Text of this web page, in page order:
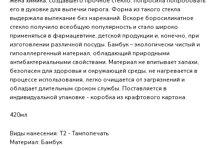
его в духовке для выпечки пирога. Форма из такого стекла
выдержала выпекание без нареканий. Вскоре боросиликатное
стекло получило всеобщую популярность и стало широко
применяться в фармацевтике, детской продукции и, конечно, при
изготовлении различной посуды. Бамбук – экологически чистый и
гипоаллергенный материал, обладающий природными
антибактериальными свойствами. Материал не впитывает запахи,
безопасен для здоровья и окружающей среды, не нагревается в
процессе использования, легко очищается от загрязнений и
обладает длительным сроком службы. Поставляется в
индивидуальной упаковке - коробка из крафтового картона.
420мл
Виды нанесения: Т2 - Тампопечать
Материал: Бамбук